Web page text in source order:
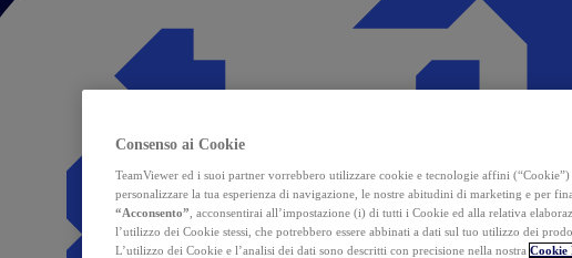
Consenso ai Cookie
TeamViewer ed i suoi partner vorrebbero utilizzare cookie e tecnologie affini
personalizzare la tua esperienza di navigazione, le nostre abitudini di marketing e per
“Acconsento” , acconsentirai all’impostazione (i) di tutti i Cookie ed alla relativa
l’utilizzo dei Cookie stessi, che potrebbero essere abbinati a dati sul tuo utilizzo dei
L’utilizzo dei Cookie e l’analisi dei dati sono descritti con precisione nella nostra Cookie